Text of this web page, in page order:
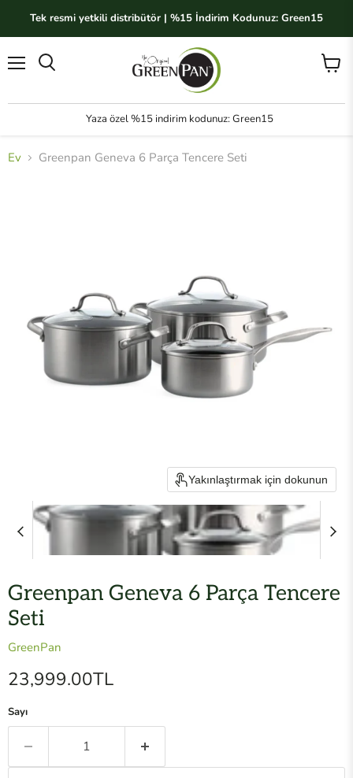
Tek resmi yetkili distribütör | %15 İndirim Kodunuz: Green15
Yaza özel %15 indirim kodunuz: Green15
Sepeti
Ev Greenpan Geneva 6 Parça Tencere Seti
Yakınlaştırmak için dokunun
Greenpan Geneva 6 Parça Tencere
Seti
GreenPan
Mevcut fiyat
23,999.00TL
Sayı